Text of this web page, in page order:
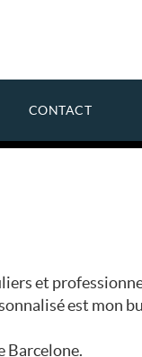
CONTACT
et
est mon
Barcelone.